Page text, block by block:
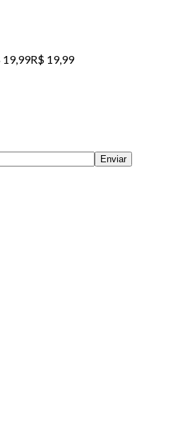
19,99R$ 19,99
Enviar